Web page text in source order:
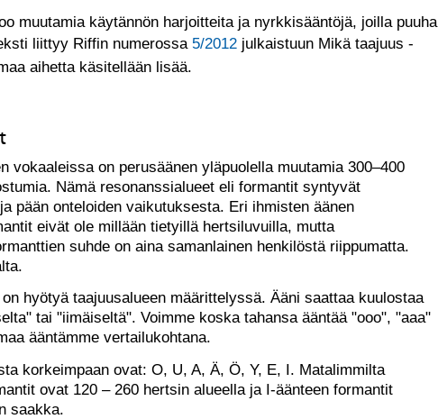
muutamia käytännön harjoitteita ja nyrkkisääntöjä, joilla puuha
liittyy Riffin numerossa 5/2012 julkaistuun Mikä taajuus -
aihetta käsitellään lisää.
vokaaleissa on perusäänen yläpuolella muutamia 300–400
Nämä resonanssialueet eli formantit syntyvät
pään onteloiden vaikutuksesta. Eri ihmisten äänen
eivät ole millään tietyillä hertsiluvuilla, mutta
suhde on aina samanlainen henkilöstä riippumatta.
hyötyä taajuusalueen määrittelyssä. Ääni saattaa kuulostaa
tai "iimäiseltä". Voimme koska tahansa ääntää "ooo", "aaa"
ääntämme vertailukohtana.
korkeimpaan ovat: O, U, A, Ä, Ö, Y, E, I. Matalimmilta
ovat 120 – 260 hertsin alueella ja I-äänteen formantit
saakka.